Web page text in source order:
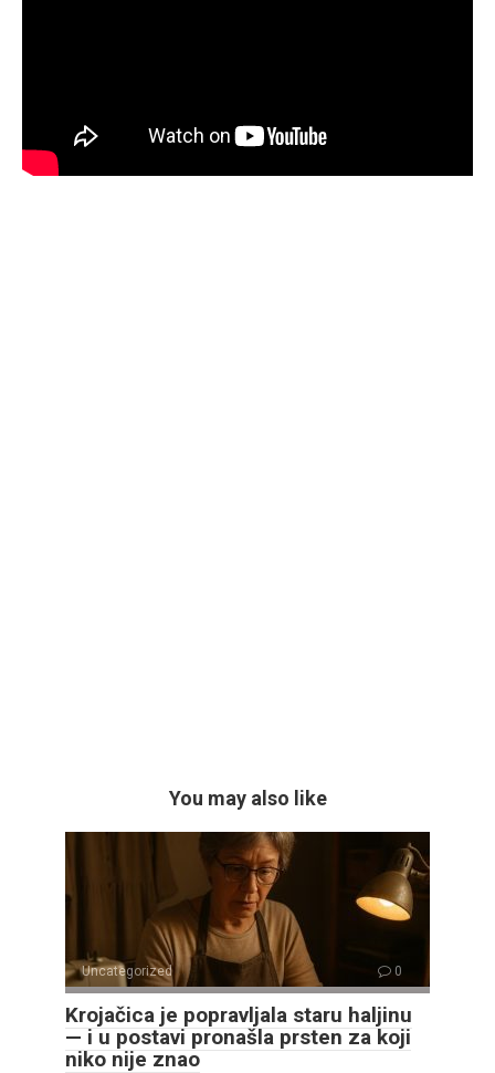
You may also like
Uncategorized 0
Krojačica je popravljala staru haljinu
— i u postavi pronašla prsten za koji
niko nije znao